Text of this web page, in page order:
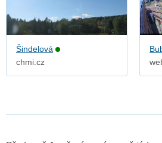
Šindelová
chmi.cz